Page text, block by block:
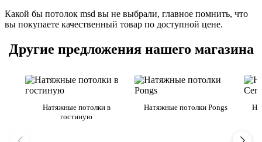
Какой бы потолок msd вы не выбрали, главное помнить, что
вы покупаете качественный товар по доступной цене.
Другие предложения нашего магазина
Натяжные потолки в
гостиную
Натяжные потолки Pongs